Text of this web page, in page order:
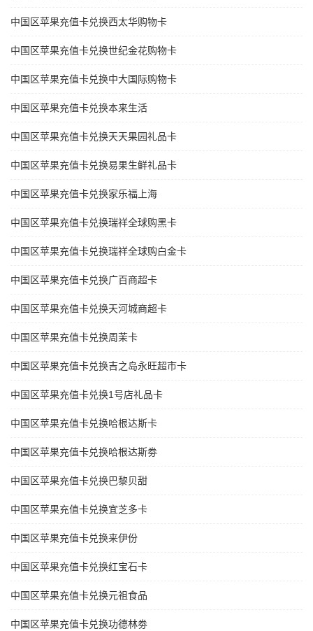
中国区苹果充值卡兑换西太华购物卡
中国区苹果充值卡兑换世纪金花购物卡
中国区苹果充值卡兑换中大国际购物卡
中国区苹果充值卡兑换本来生活
中国区苹果充值卡兑换天天果园礼品卡
中国区苹果充值卡兑换易果生鲜礼品卡
中国区苹果充值卡兑换家乐福上海
中国区苹果充值卡兑换瑞祥全球购黑卡
中国区苹果充值卡兑换瑞祥全球购白金卡
中国区苹果充值卡兑换广百商超卡
中国区苹果充值卡兑换天河城商超卡
中国区苹果充值卡兑换周茉卡
中国区苹果充值卡兑换吉之岛永旺超市卡
中国区苹果充值卡兑换1号店礼品卡
中国区苹果充值卡兑换哈根达斯卡
中国区苹果充值卡兑换哈根达斯劵
中国区苹果充值卡兑换巴黎贝甜
中国区苹果充值卡兑换宜芝多卡
中国区苹果充值卡兑换来伊份
中国区苹果充值卡兑换红宝石卡
中国区苹果充值卡兑换元祖食品
中国区苹果充值卡兑换功德林劵